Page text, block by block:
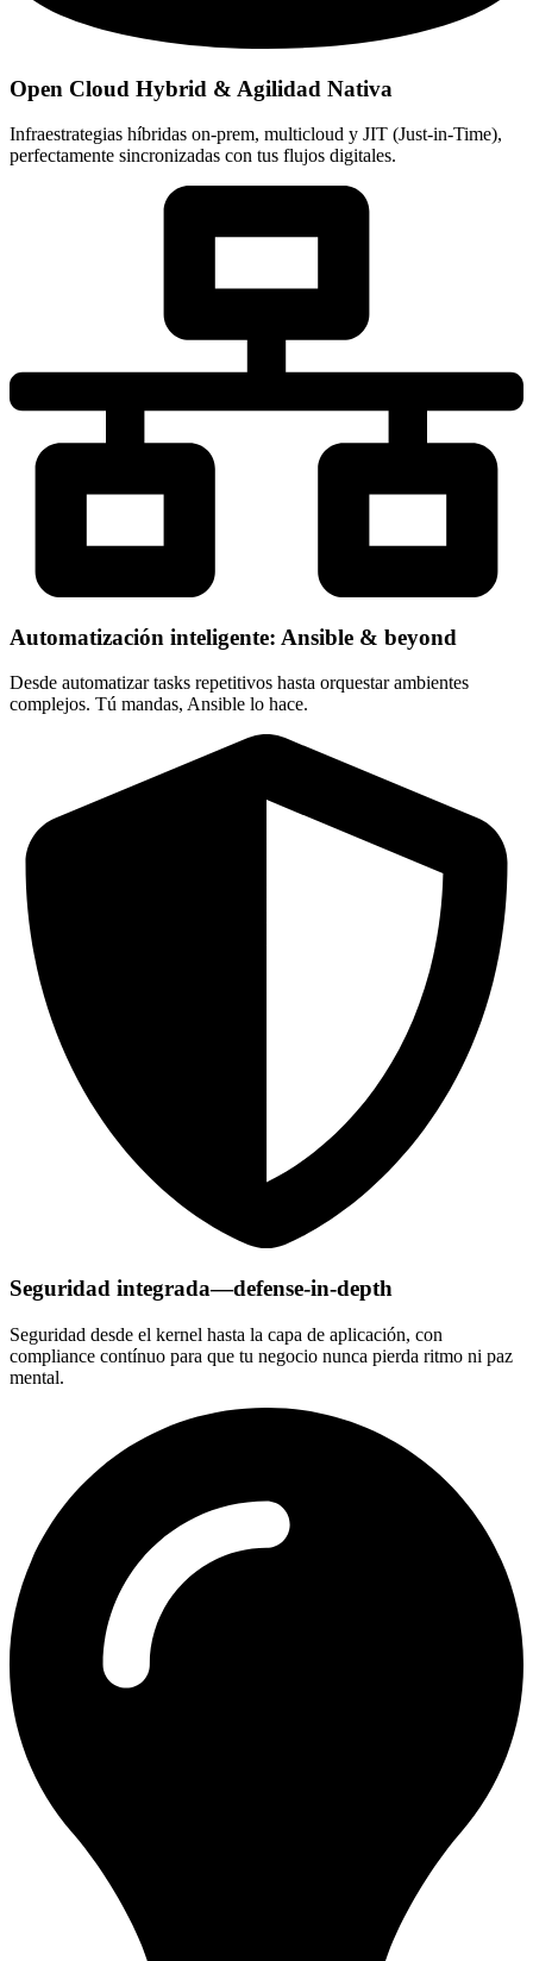
Open Cloud Hybrid & Agilidad Nativa
Infraestrategias híbridas on-prem, multicloud y JIT (Just-in-Time),
perfectamente sincronizadas con tus flujos digitales.
Automatización inteligente: Ansible & beyond
Desde automatizar tasks repetitivos hasta orquestar ambientes
complejos. Tú mandas, Ansible lo hace.
Seguridad integrada—defense-in-depth
Seguridad desde el kernel hasta la capa de aplicación, con
compliance contínuo para que tu negocio nunca pierda ritmo ni paz
mental.